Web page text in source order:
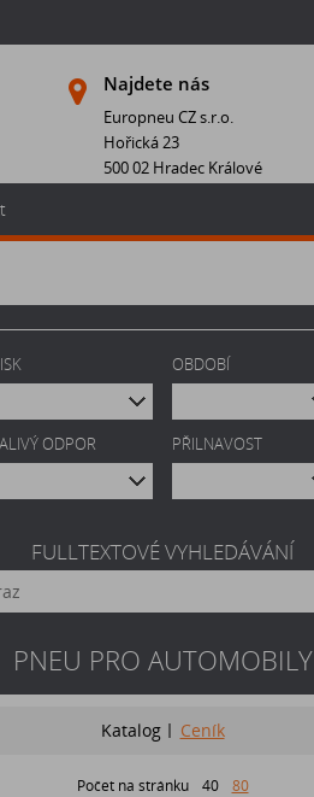
Najdete nás
Europneu CZ s.r.o.
Hořická 23
500 02 Hradec Králové
OBDOBÍ
ODPOR PŘILNAVOST
FULLTEXTOVÉ VYHLEDÁVÁNÍ
PNEU PRO AUTOMOBILY
Katalog Ceník
Počet na stránku 40 80